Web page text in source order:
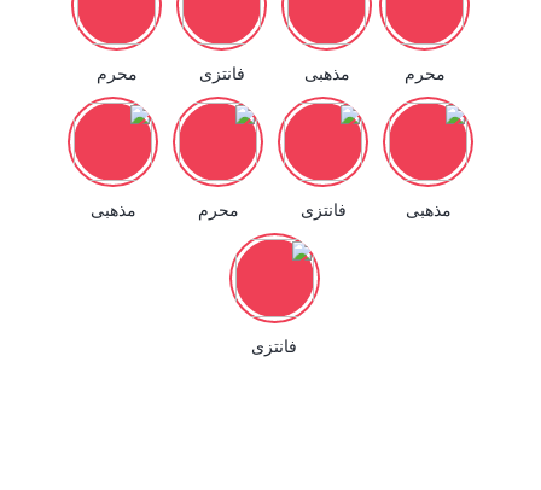
محرم مذهبی فانتزی محرم
مذهبی فانتزی محرم مذهبی
فانتزی